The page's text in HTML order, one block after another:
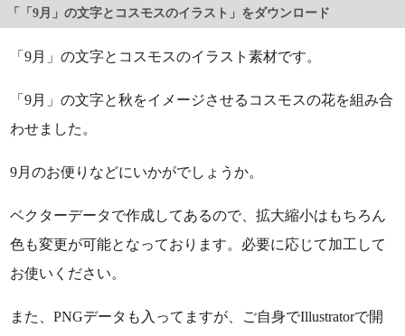
「「9月」の文字とコスモスのイラスト」をダウンロード
「9月」の文字とコスモスのイラスト素材です。
「9月」の文字と秋をイメージさせるコスモスの花を組み合
わせました。
9月のお便りなどにいかがでしょうか。
ベクターデータで作成してあるので、拡大縮小はもちろん
色も変更が可能となっております。必要に応じて加工して
お使いください。
また、PNGデータも入ってますが、ご自身でIllustratorで開